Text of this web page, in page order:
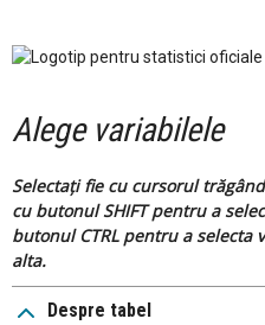
Alege variabilele
Selectați fie cu cursorul
cu butonul SHIFT pentru a
butonul CTRL pentru a
alta.
Despre tabel